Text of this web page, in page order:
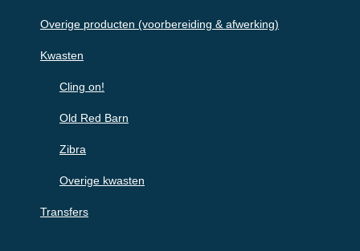
Overige producten (voorbereiding & afwerking)
Kwasten
Cling on!
Old Red Barn
Zibra
Overige kwasten
Transfers